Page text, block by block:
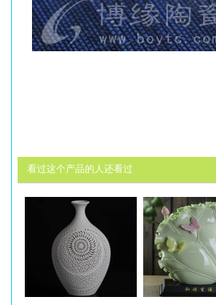
看过这个产品的人还看过